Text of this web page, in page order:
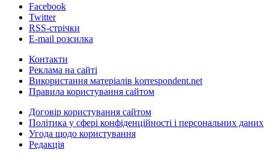
Facebook
Twitter
RSS-стрічки
E-mail розсилка
Контакти
Реклама на сайті
Використання матеріалів korrespondent.net
Правила користування сайтом
Договір користування сайтом
Політика у сфері конфіденційності і персональних даних
Угода щодо користування
Редакція